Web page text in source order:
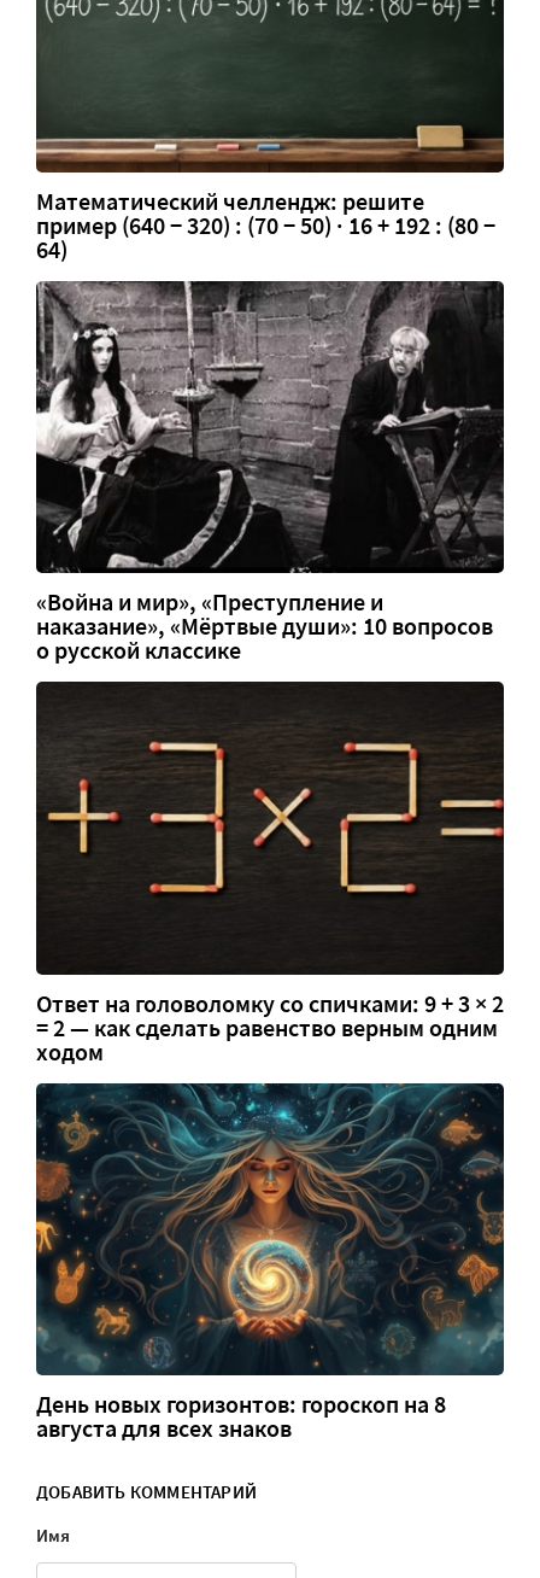
Математический челлендж: решите
пример (640 − 320) : (70 − 50) · 16 + 192 : (80 −
64)
«Война и мир», «Преступление и
наказание», «Мёртвые души»: 10 вопросов
о русской классике
Ответ на головоломку со спичками: 9 + 3 × 2
= 2 — как сделать равенство верным одним
ходом
День новых горизонтов: гороскоп на 8
августа для всех знаков
ДОБАВИТЬ КОММЕНТАРИЙ
Имя